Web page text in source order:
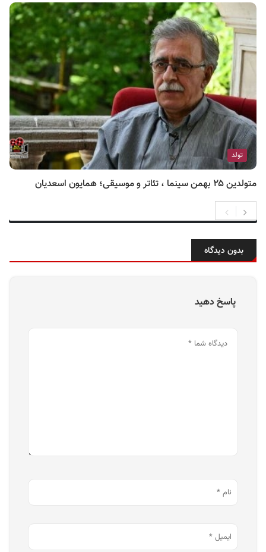
تولد
متولدین ۲۵ بهمن سینما ، تئاتر و موسیقی؛ همایون اسعدیان
بدون دیدگاه
پاسخ دهید